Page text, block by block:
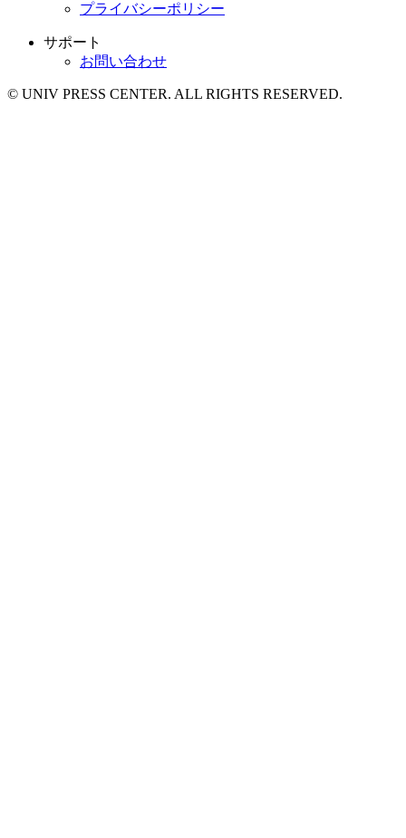
プライバシーポリシー
サポート
お問い合わせ
© UNIV PRESS CENTER. ALL RIGHTS RESERVED.